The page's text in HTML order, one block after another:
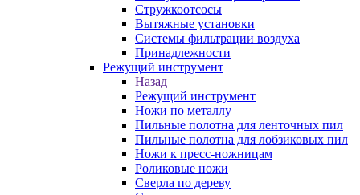
Стружкоотсосы
Вытяжные установки
Системы фильтрации воздуха
Принадлежности
Режущий инструмент
Назад
Режущий инструмент
Ножи по металлу
Пильные полотна для ленточных пил
Пильные полотна для лобзиковых пил
Ножи к пресс-ножницам
Роликовые ножи
Сверла по дереву